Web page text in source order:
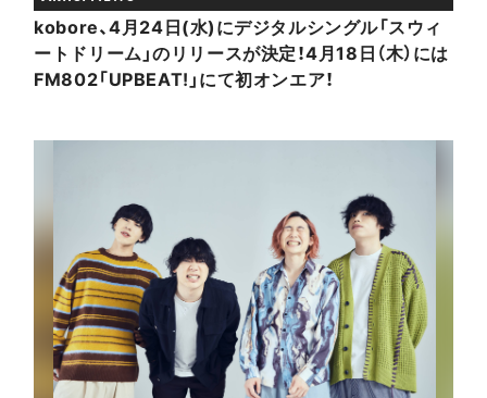
kobore、4月24日(水)にデジタルシングル「スウィ
ートドリーム」のリリースが決定！4月18日（木）には
FM802「UPBEAT!」にて初オンエア！